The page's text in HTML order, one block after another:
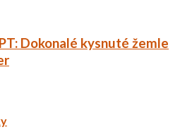
Dokonalé kysnuté žemle